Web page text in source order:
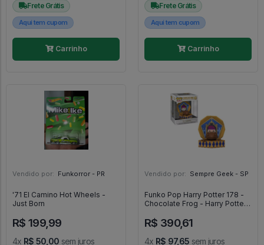
Frete Grátis
Aqui tem cupom
Carrinho
Frete Grátis
Aqui tem cupom
Carrinho
Vendido por: Funkorror - PR
'71 El Camino Hot Wheels -
Just Born
R$ 199,99
4x R$ 50,00 sem juros
Vendido por: Sempre Geek - SP
Funko Pop Harry Potter 178 -
Chocolate Frog - Harry Potter
R$ 390,61
4x R$ 97,65 sem juros